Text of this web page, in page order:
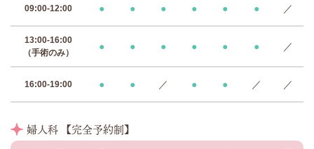
09:00-12:00 ● ● ● ● ● ● ／
13:00-16:00
（手術のみ）
● ● ● ● ● ● ／
16:00-19:00 ● ● ／ ● ● ／ ／
婦人科 【完全予約制】